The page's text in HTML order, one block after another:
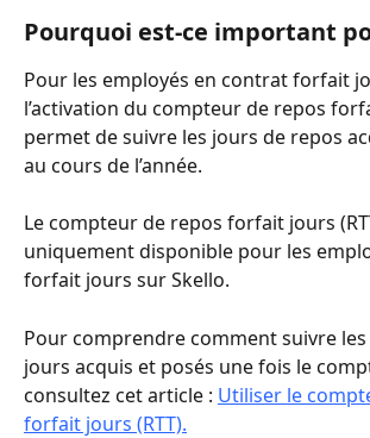
Pourquoi est-ce important
Pour les employés en contrat forfait
l’activation du compteur de repos
permet de suivre les jours de repos
au cours de l’année.
Le compteur de repos forfait jours
uniquement disponible pour les
forfait jours sur Skello.
Pour comprendre comment suivre
jours acquis et posés une fois le
consultez cet article : Utiliser le
forfait jours (RTT).